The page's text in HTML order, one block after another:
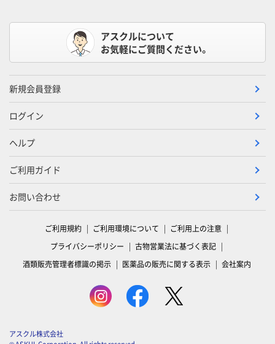
アスクルについて
お気軽にご質問ください。
新規会員登録
ログイン
ヘルプ
ご利用ガイド
お問い合わせ
ご利用規約 ご利用環境について
ご利用上の注意
プライバシーポリシー
古物営業法に基づく表記
酒類販売管理者標識の掲示
医薬品の販売に関する表示 会社案内
アスクル株式会社